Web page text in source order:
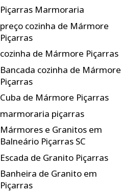
Piçarras Marmoraria
preço cozinha de Mármore
Piçarras
cozinha de Mármore Piçarras
Bancada cozinha de Mármore
Piçarras
Cuba de Mármore Piçarras
marmoraria piçarras
Mármores e Granitos em
Balneário Piçarras SC
Escada de Granito Piçarras
Banheira de Granito em
Piçarras